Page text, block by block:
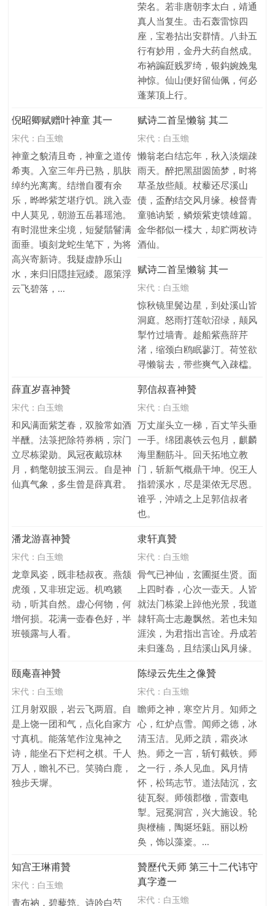
荣名。若非唐朝李太白，靖通
真人当复生。击石轰雷惊四
座，宝卷拈出安群情。八卦五
行有妙用，金丹大药自然成。
布衲蹁跹贱罗绮，银鈎婉娩鬼
神惊。仙山便好留仙佩，何必
蓬莱顶上行。
倪昭卿赋赠叶神童 其一
宋代： 白玉蟾
神童之貌清且奇，神童之道传
希夷。入室三年丹已熟，肌肤
绰约光离离。结缯自覆有余
乐，晔晔紫芝堪疗饥。跳入壶
中人莫见，朝游五岳暮瑶池。
有时混世来尘境，短髮鬅鬙满
面垂。顷刻龙蛇生笔下，为将
高兴寄新诗。我疑虚静乐山
水，来归旧隠挂冠緌。愿策浮
云飞碧落，...
赋诗二首呈懒翁 其二
宋代： 白玉蟾
懒翁老白结忘年，秋入淡烟疎
雨天。醉把黑甜圆箇梦，时将
草圣放些颠。杖藜还尽溪山
债，盃酌结交风月缘。梭督青
童驰讷椠，鳞烦紫吏馈雄篇。
金华都似一楪大，却贮两枚诗
酒仙。
赋诗二首呈懒翁 其一
宋代： 白玉蟾
惊秋镜里鬓边星，到处溪山皆
洞庭。怒雨打莲欹沼绿，颠风
掣竹过墙青。趁船紫燕辞芹
渚，缩颈白鸥眠蓼汀。荷笠欲
寻懒翁去，带些爽气入疎櫺。
薛直岁喜神贊
宋代： 白玉蟾
和风满面紫芝春，双脸常如酒
半醺。法箓把除符券柄，宗门
立尽栋梁勋。凤冠夜戴琼林
月，鹤氅朝披玉洞云。自是神
仙真气象，多生曾是薛真君。
郭信叔喜神贊
宋代： 白玉蟾
万丈崖头立一梯，百丈竿头垂
一手。绵团裹铁云包月，麒麟
海里翻筋斗。回天拓地立教
门，斩新气概鼎干坤。倪王人
指碧溪水，尽是渠侬无尽恩。
谁乎，沖靖之上足郭信叔者
也。
潘龙游喜神贊
宋代： 白玉蟾
龙章凤姿，既非嵇叔夜。燕颔
虎颈，又非班定远。机鸣籁
动，听其自然。虚心何物，何
增何损。花满一壶春色好，半
班顿露与人看。
隶轩真贊
宋代： 白玉蟾
骨气已神仙，玄圃挺生贤。面
上四时春，心次一壶天。人皆
就法门栋梁上踔他光景，我道
隷轩高士志趣飘然。若也未知
涯涘，为君指出言诠。丹成若
未归蓬岛，且结溪山风月缘。
颐庵喜神贊
宋代： 白玉蟾
江月射双眼，岩云飞两眉。自
是上饶一团和气，点化自家方
寸真机。能落笔作泣鬼神之
诗，能坐石下烂柯之棋。千人
万人，瞻礼不已。笑骑白鹿，
独步天墀。
陈绿云先生之像贊
宋代： 白玉蟾
瞻师之神，寒空片月。知师之
心，红炉点雪。闻师之德，冰
清玉洁。见师之蹟，霜炎冰
热。师之一言，斩钉截铁。师
之一行，杀人见血。风月情
怀，松筠志节。道法陆沉，玄
徒瓦裂。师领郡檄，雷轰电
掣。冠冕洞宫，兴大施设。轮
舆楩楠，陶埏坯甈。丽以粉
奂，饰以藻楶。...
知宫王琳甫贊
宋代： 白玉蟾
青布衲，碧藜筇。诗吟白芍
贊歷代天师 第三十二代讳守
真字遵一
宋代： 白玉蟾